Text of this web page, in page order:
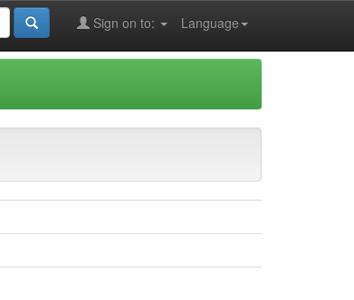
Language
Sign on to: